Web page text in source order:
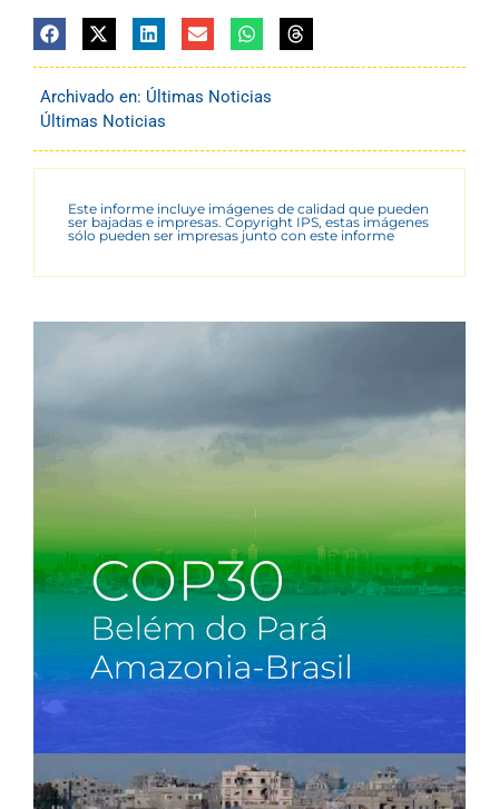
Archivado en: Últimas Noticias
Últimas Noticias
Este informe incluye imágenes de calidad que pueden
ser bajadas e impresas. Copyright IPS, estas imágenes
sólo pueden ser impresas junto con este informe